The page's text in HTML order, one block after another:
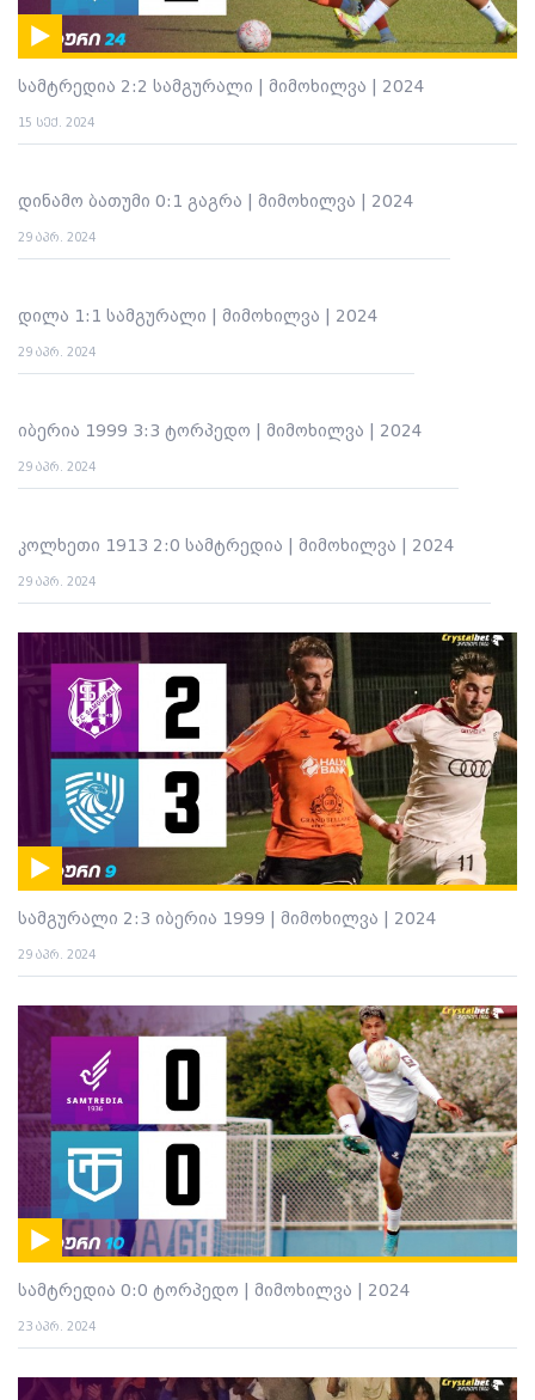
სამტრედია 2:2 სამგურალი | მიმოხილვა | 2024
15 სექ. 2024
დინამო ბათუმი 0:1 გაგრა | მიმოხილვა | 2024
29 აპრ. 2024
დილა 1:1 სამგურალი | მიმოხილვა | 2024
29 აპრ. 2024
იბერია 1999 3:3 ტორპედო | მიმოხილვა | 2024
29 აპრ. 2024
კოლხეთი 1913 2:0 სამტრედია | მიმოხილვა | 2024
29 აპრ. 2024
სამგურალი 2:3 იბერია 1999 | მიმოხილვა | 2024
29 აპრ. 2024
სამტრედია 0:0 ტორპედო | მიმოხილვა | 2024
23 აპრ. 2024